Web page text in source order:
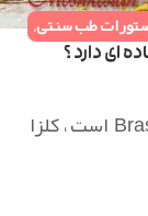
طب سنتی,
ای دارد ؟
روغن کلزا نام علمی گیاه کلزا Brassica napus است ، کلزا